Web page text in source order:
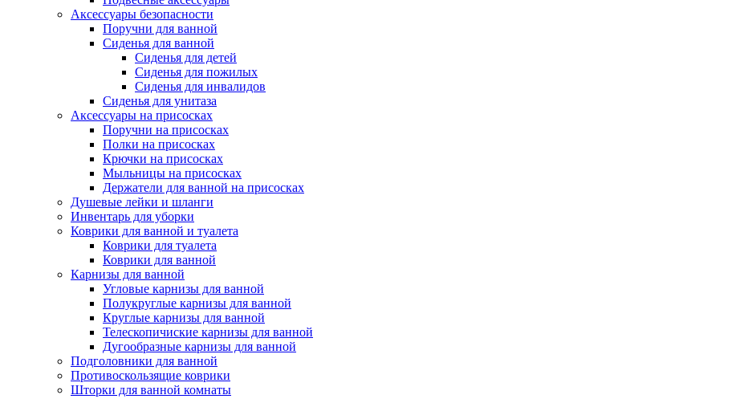
Аксессуары безопасности
Поручни для ванной
Сиденья для ванной
Сиденья для детей
Сиденья для пожилых
Сиденья для инвалидов
Сиденья для унитаза
Аксессуары на присосках
Поручни на присосках
Полки на присосках
Крючки на присосках
Мыльницы на присосках
Держатели для ванной на присосках
Душевые лейки и шланги
Инвентарь для уборки
Коврики для ванной и туалета
Коврики для туалета
Коврики для ванной
Карнизы для ванной
Угловые карнизы для ванной
Полукруглые карнизы для ванной
Круглые карнизы для ванной
Телескопичиские карнизы для ванной
Дугообразные карнизы для ванной
Подголовники для ванной
Противоскользящие коврики
Шторки для ванной комнаты